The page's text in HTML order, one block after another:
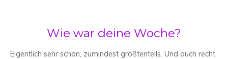
Wie war deine Woche?
Eigentlich sehr schön, zumindest größtenteils. Und auch recht